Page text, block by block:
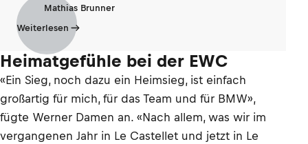
Mathias Brunner
Weiterlesen
Heimatgefühle bei der EWC
«Ein Sieg, noch dazu ein Heimsieg, ist einfach
großartig für mich, für das Team und für BMW»,
fügte Werner Damen an. «Nach allem, was wir im
vergangenen Jahr in Le Castellet und jetzt in Le